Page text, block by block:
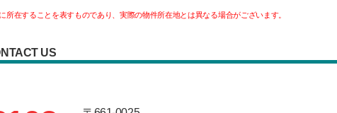
在することを表すものであり、実際の物件所在地とは異なる場合がございます。
US